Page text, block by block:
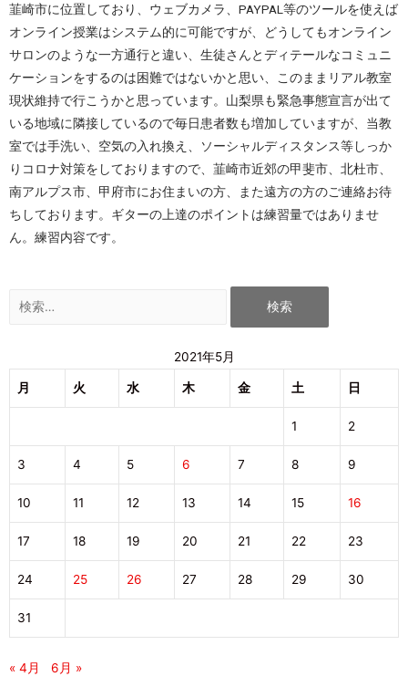
韮崎市に位置しており、ウェブカメラ、PAYPAL等のツールを使えば
オンライン授業はシステム的に可能ですが、どうしてもオンライン
サロンのような一方通行と違い、生徒さんとディテールなコミュニ
ケーションをするのは困難ではないかと思い、このままリアル教室
現状維持で行こうかと思っています。山梨県も緊急事態宣言が出て
いる地域に隣接しているので毎日患者数も増加していますが、当教
室では手洗い、空気の入れ換え、ソーシャルディスタンス等しっか
りコロナ対策をしておりますので、韮崎市近郊の甲斐市、北杜市、
南アルプス市、甲府市にお住まいの方、また遠方の方のご連絡お待
ちしております。ギターの上達のポイントは練習量ではありませ
ん。練習内容です。
2021年5月
月 火 水 木 金 土 日
1 2
3 4 5 6 7 8 9
10 11 12 13 14 15 16
17 18 19 20 21 22 23
24 25 26 27 28 29 30
31
« 4月 6月 »